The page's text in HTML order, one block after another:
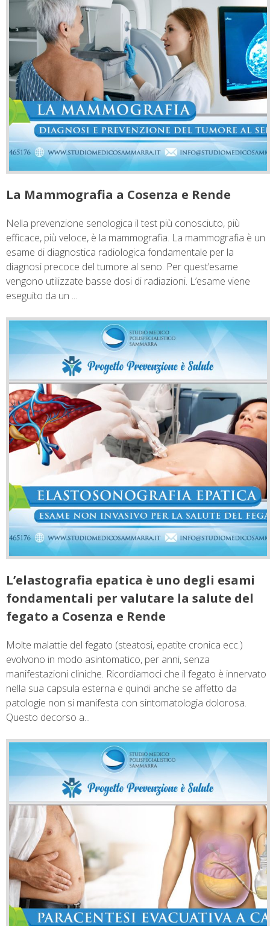
La Mammografia a Cosenza e Rende
Nella prevenzione senologica il test più conosciuto, più
efficace, più veloce, è la mammografia. La mammografia è un
esame di diagnostica radiologica fondamentale per la
diagnosi precoce del tumore al seno. Per quest’esame
vengono utilizzate basse dosi di radiazioni. L’esame viene
eseguito da un ...
L’elastografia epatica è uno degli esami
fondamentali per valutare la salute del
fegato a Cosenza e Rende
Molte malattie del fegato (steatosi, epatite cronica ecc.)
evolvono in modo asintomatico, per anni, senza
manifestazioni cliniche. Ricordiamoci che il fegato è innervato
nella sua capsula esterna e quindi anche se affetto da
patologie non si manifesta con sintomatologia dolorosa.
Questo decorso a...